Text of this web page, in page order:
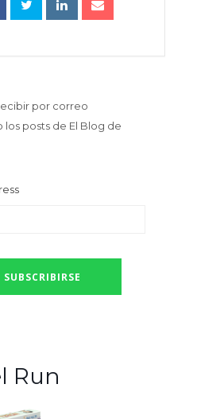
por correo
posts de El Blog de
Run